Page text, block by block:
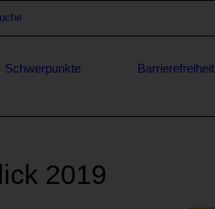
Schwerpunkte Barrierefreiheit
2019